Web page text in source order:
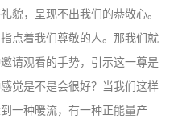
貌，呈现不出我们的恭敬心。
点着我们尊敬的人。那我们就
请观看的手势，引示这一尊是
觉是不是会很好？当我们这样
一种暖流，有一种正能量产